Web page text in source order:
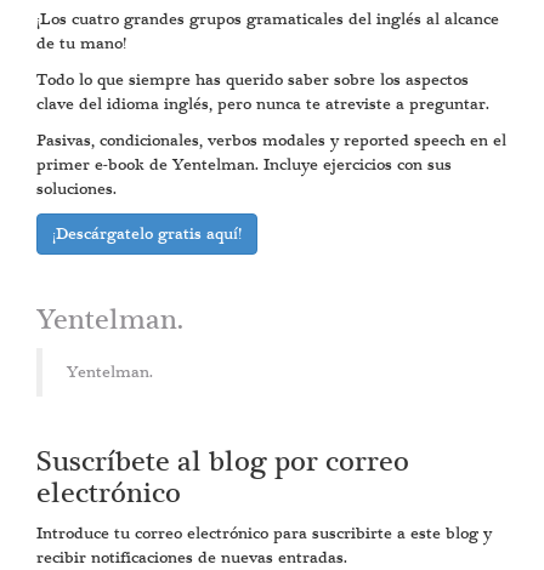
¡Los cuatro grandes grupos gramaticales del inglés al alcance
de tu mano!
Todo lo que siempre has querido saber sobre los aspectos
clave del idioma inglés, pero nunca te atreviste a preguntar.
Pasivas, condicionales, verbos modales y reported speech en el
primer e-book de Yentelman. Incluye ejercicios con sus
soluciones.
¡Descárgatelo gratis aquí!
Yentelman.
Yentelman.
Suscríbete al blog por correo
electrónico
Introduce tu correo electrónico para suscribirte a este blog y
recibir notificaciones de nuevas entradas.